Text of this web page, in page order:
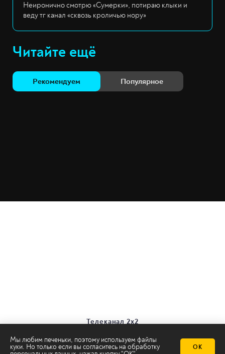
Неиронично смотрю «Сумерки», потираю клыки и
веду тг канал «сквозь кроличью нору»
Читайте ещё
Рекомендуем Популярное
Мы любим печеньки, поэтому используем файлы
куки. Но только если вы согласитесь на обработку
ОК
Телеканал 2х2
Все авторы